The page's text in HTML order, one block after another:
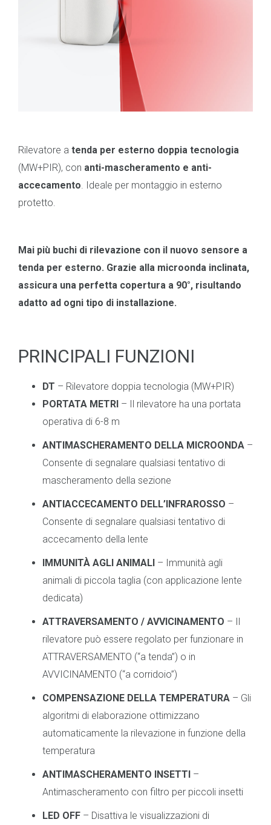
Rilevatore a tenda per esterno doppia tecnologia
(MW+PIR), con anti-mascheramento e anti-
accecamento . Ideale per montaggio in esterno
protetto.
Mai più buchi di rilevazione con il nuovo sensore a
tenda per esterno. Grazie alla microonda inclinata,
assicura una perfetta copertura a 90°, risultando
adatto ad ogni tipo di installazione.
PRINCIPALI FUNZIONI
DT – Rilevatore doppia tecnologia (MW+PIR)
PORTATA METRI – Il rilevatore ha una portata
operativa di 6-8 m
ANTIMASCHERAMENTO DELLA MICROONDA –
Consente di segnalare qualsiasi tentativo di
mascheramento della sezione
ANTIACCECAMENTO DELL’INFRAROSSO –
Consente di segnalare qualsiasi tentativo di
accecamento della lente
IMMUNITÀ AGLI ANIMALI – Immunità agli
animali di piccola taglia (con applicazione lente
dedicata)
ATTRAVERSAMENTO / AVVICINAMENTO – Il
rilevatore può essere regolato per funzionare in
ATTRAVERSAMENTO (“a tenda”) o in
AVVICINAMENTO (“a corridoio”)
COMPENSAZIONE DELLA TEMPERATURA – Gli
algoritmi di elaborazione ottimizzano
automaticamente la rilevazione in funzione della
temperatura
ANTIMASCHERAMENTO INSETTI –
Antimascheramento con filtro per piccoli insetti
LED OFF – Disattiva le visualizzazioni di